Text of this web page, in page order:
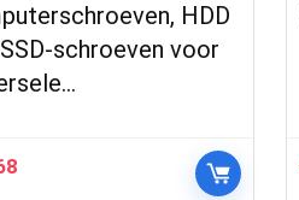
HDD
schroeven voor